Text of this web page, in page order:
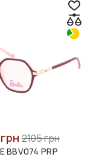
2105 грн
BBV074 PRP